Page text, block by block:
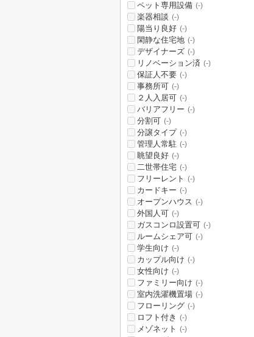
ペット専用設備 (-)
楽器相談 (-)
陽当り良好 (-)
閑静な住宅地 (-)
デザイナーズ (-)
リノベーション済 (-)
保証人不要 (-)
事務所可 (-)
２人入居可 (-)
バリアフリー (-)
分割可 (-)
分譲タイプ (-)
管理人常駐 (-)
眺望良好 (-)
二世帯住宅 (-)
フリーレント (-)
カードキー (-)
オープンハウス (-)
外国人可 (-)
ガスコンロ設置可 (-)
ルームシェア可 (-)
学生向け (-)
カップル向け (-)
女性向け (-)
ファミリー向け (-)
室内洗濯機置場 (-)
フローリング (-)
ロフト付き (-)
メゾネット (-)